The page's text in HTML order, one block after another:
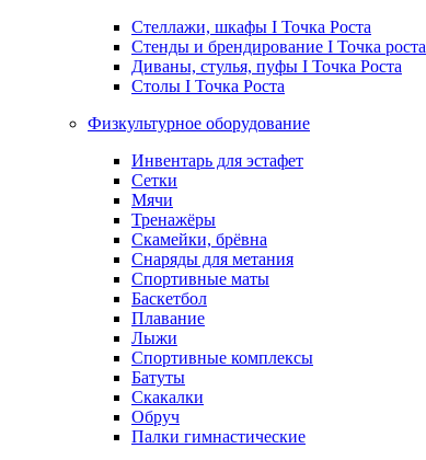
Стеллажи, шкафы I Точка Роста
Стенды и брендирование I Точка роста
Диваны, стулья, пуфы I Точка Роста
Столы I Точка Роста
Физкультурное оборудование
Инвентарь для эстафет
Сетки
Мячи
Тренажёры
Скамейки, брёвна
Снаряды для метания
Спортивные маты
Баскетбол
Плавание
Лыжи
Спортивные комплексы
Батуты
Скакалки
Обруч
Палки гимнастические